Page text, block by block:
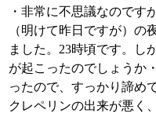
・非常に不思議なのです
（明けて昨日ですが）の
ました。23時頃です。し
が起こったのでしょうか
ったので、すっかり諦め
クレペリンの出来が悪く